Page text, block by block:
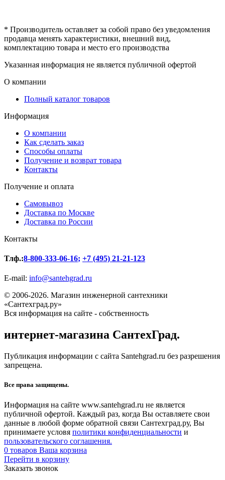
* Производитель оставляет за собой право без уведомления
продавца менять характеристики, внешний вид,
комплектацию товара и место его производства
Указанная информация не является публичной офертой
О компании
Полный каталог товаров
Информация
О компании
Как сделать заказ
Способы оплаты
Получение и возврат товара
Контакты
Получение и оплата
Самовывоз
Доставка по Москве
Доставка по России
Контакты
Тлф.:8-800-333-06-16; +7 (495) 21-21-123
E-mail: info@santehgrad.ru
© 2006-2026. Магазин инженерной сантехники
«Сантехград.ру»
Вся информация на сайте - собственность
интернет-магазина СантехГрад.
Публикация информации с сайта Santehgrad.ru без разрешения
запрещена.
Все права защищены.
Информация на сайте www.santehgrad.ru не является
публичной офертой. Каждый раз, когда Вы оставляете свои
данные в любой форме обратной связи Сантехград.ру, Вы
принимаете условя политики конфиденциальности и
пользовательского соглашения.
0 товаров Ваша корзина
Перейти в корзину
Заказать звонок